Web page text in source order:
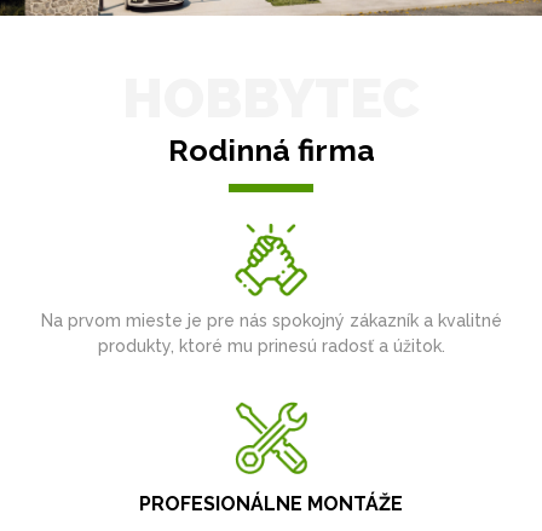
Rodinná firma
Na prvom mieste je pre nás spokojný zákazník a kvalitné
produkty, ktoré mu prinesú radosť a úžitok.
PROFESIONÁLNE MONTÁŽE